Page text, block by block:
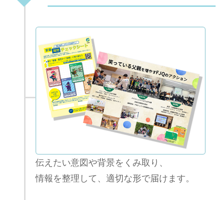
伝えたい意図や背景をくみ取り、
情報を整理して、適切な形で届けます。